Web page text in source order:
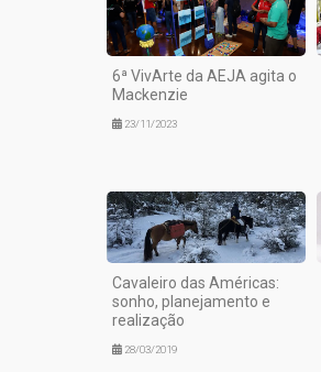
6ª VivArte da AEJA agita o
Mackenzie
23/11/2023
Cavaleiro das Américas:
sonho, planejamento e
realização
28/03/2019